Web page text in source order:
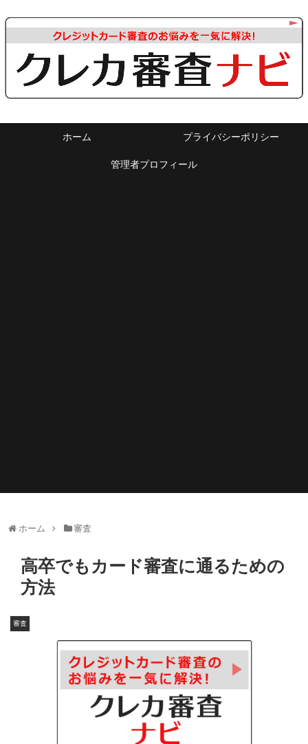
ホーム プライバシーポリシー
管理者プロフィール
ホーム 審査
高卒でもカード審査に通るための
方法
審査